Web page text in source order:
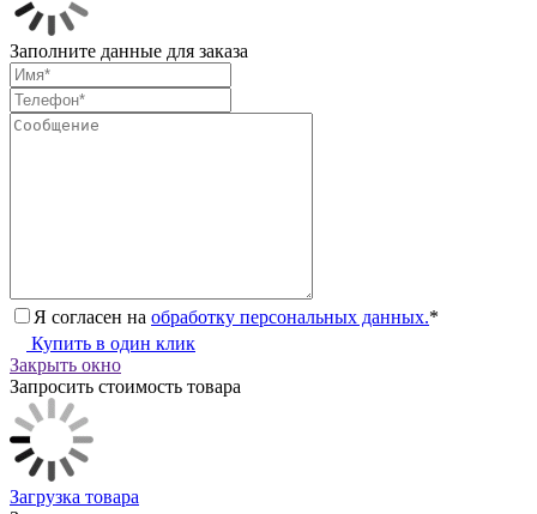
Заполните данные для заказа
Я согласен на обработку персональных данных.*
Купить в один клик
Закрыть окно
Запросить стоимость товара
Загрузка товара